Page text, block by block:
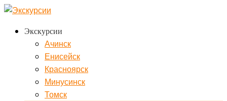
Экскурсии
Ачинск
Енисейск
Красноярск
Минусинск
Томск